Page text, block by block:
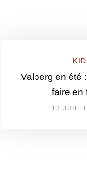
Valberg en été
faire en
13